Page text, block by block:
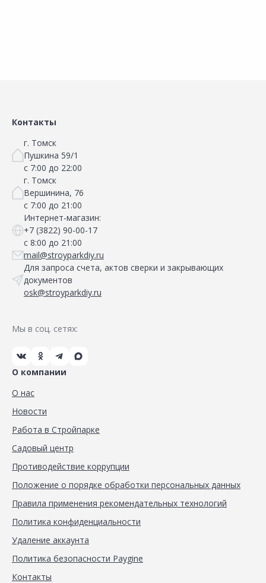
Контакты
г. Томск
Пушкина 59/1
с 7:00 до 22:00
г. Томск
Вершинина, 76
с 7:00 до 21:00
Интернет-магазин:
+7 (3822) 90-00-17
с 8:00 до 21:00
mail@stroyparkdiy.ru
Для запроса счета, актов сверки и закрывающих
документов
osk@stroyparkdiy.ru
Мы в соц. сетях:
О компании
О нас
Новости
Работа в Стройпарке
Садовый центр
Противодействие коррупции
Положение о порядке обработки персональных данных
Правила применения рекомендательных технологий
Политика конфиденциальности
Удаление аккаунта
Политика безопасности Paygine
Контакты